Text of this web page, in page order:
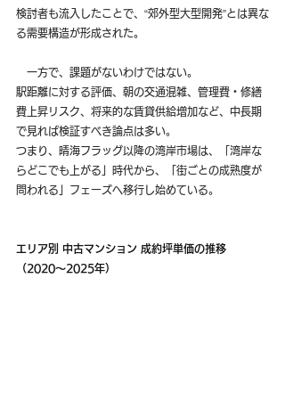
検討者も流入したことで、“郊外型大型開発”とは異な
る需要構造が形成された。
一方で、課題がないわけではない。
駅距離に対する評価、朝の交通混雑、管理費・修繕
費上昇リスク、将来的な賃貸供給増加など、中長期
で見れば検証すべき論点は多い。
つまり、晴海フラッグ以降の湾岸市場は、「湾岸な
らどこでも上がる」時代から、「街ごとの成熟度が
問われる」フェーズへ移行し始めている。
エリア別 中古マンション 成約坪単価の推移
（2020〜2025年）